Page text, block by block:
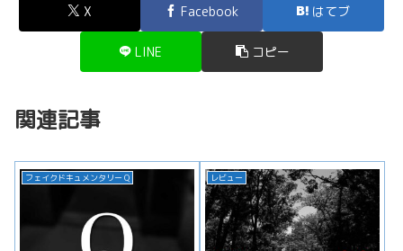
X Facebook はてブ
LINE コピー
関連記事
フェイクドキュメンタリー Q レビュー